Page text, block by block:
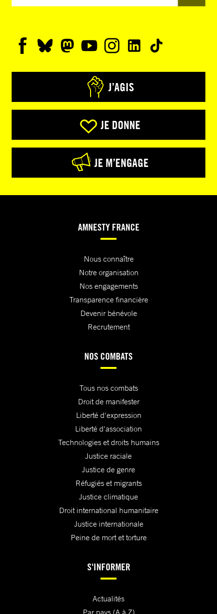
J’AGIS
JE DONNE
JE M’ENGAGE
AMNESTY FRANCE
Nous connaître
Notre organisation
Nos engagements
Transparence financière
Devenir bénévole
Recrutement
NOS COMBATS
Tous nos combats
Droit de manifester
Liberté d'expression
Liberté d'association
Technologies et droits humains
Justice raciale
Justice de genre
Réfugiés et migrants
Justice climatique
Droit international humanitaire
Justice internationale
Peine de mort et torture
S'INFORMER
Actualités
Par pays (A à Z)